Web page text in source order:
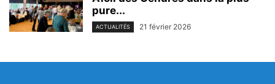
pure...
ACTUALITÉS 21 février 2026